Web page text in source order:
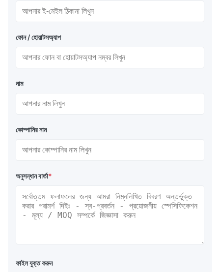
ফোন / হোয়াটসঅ্যাপ
নাম
কোম্পানির নাম
অনুসন্ধান বার্তা*
ফাইল যুক্ত করুন